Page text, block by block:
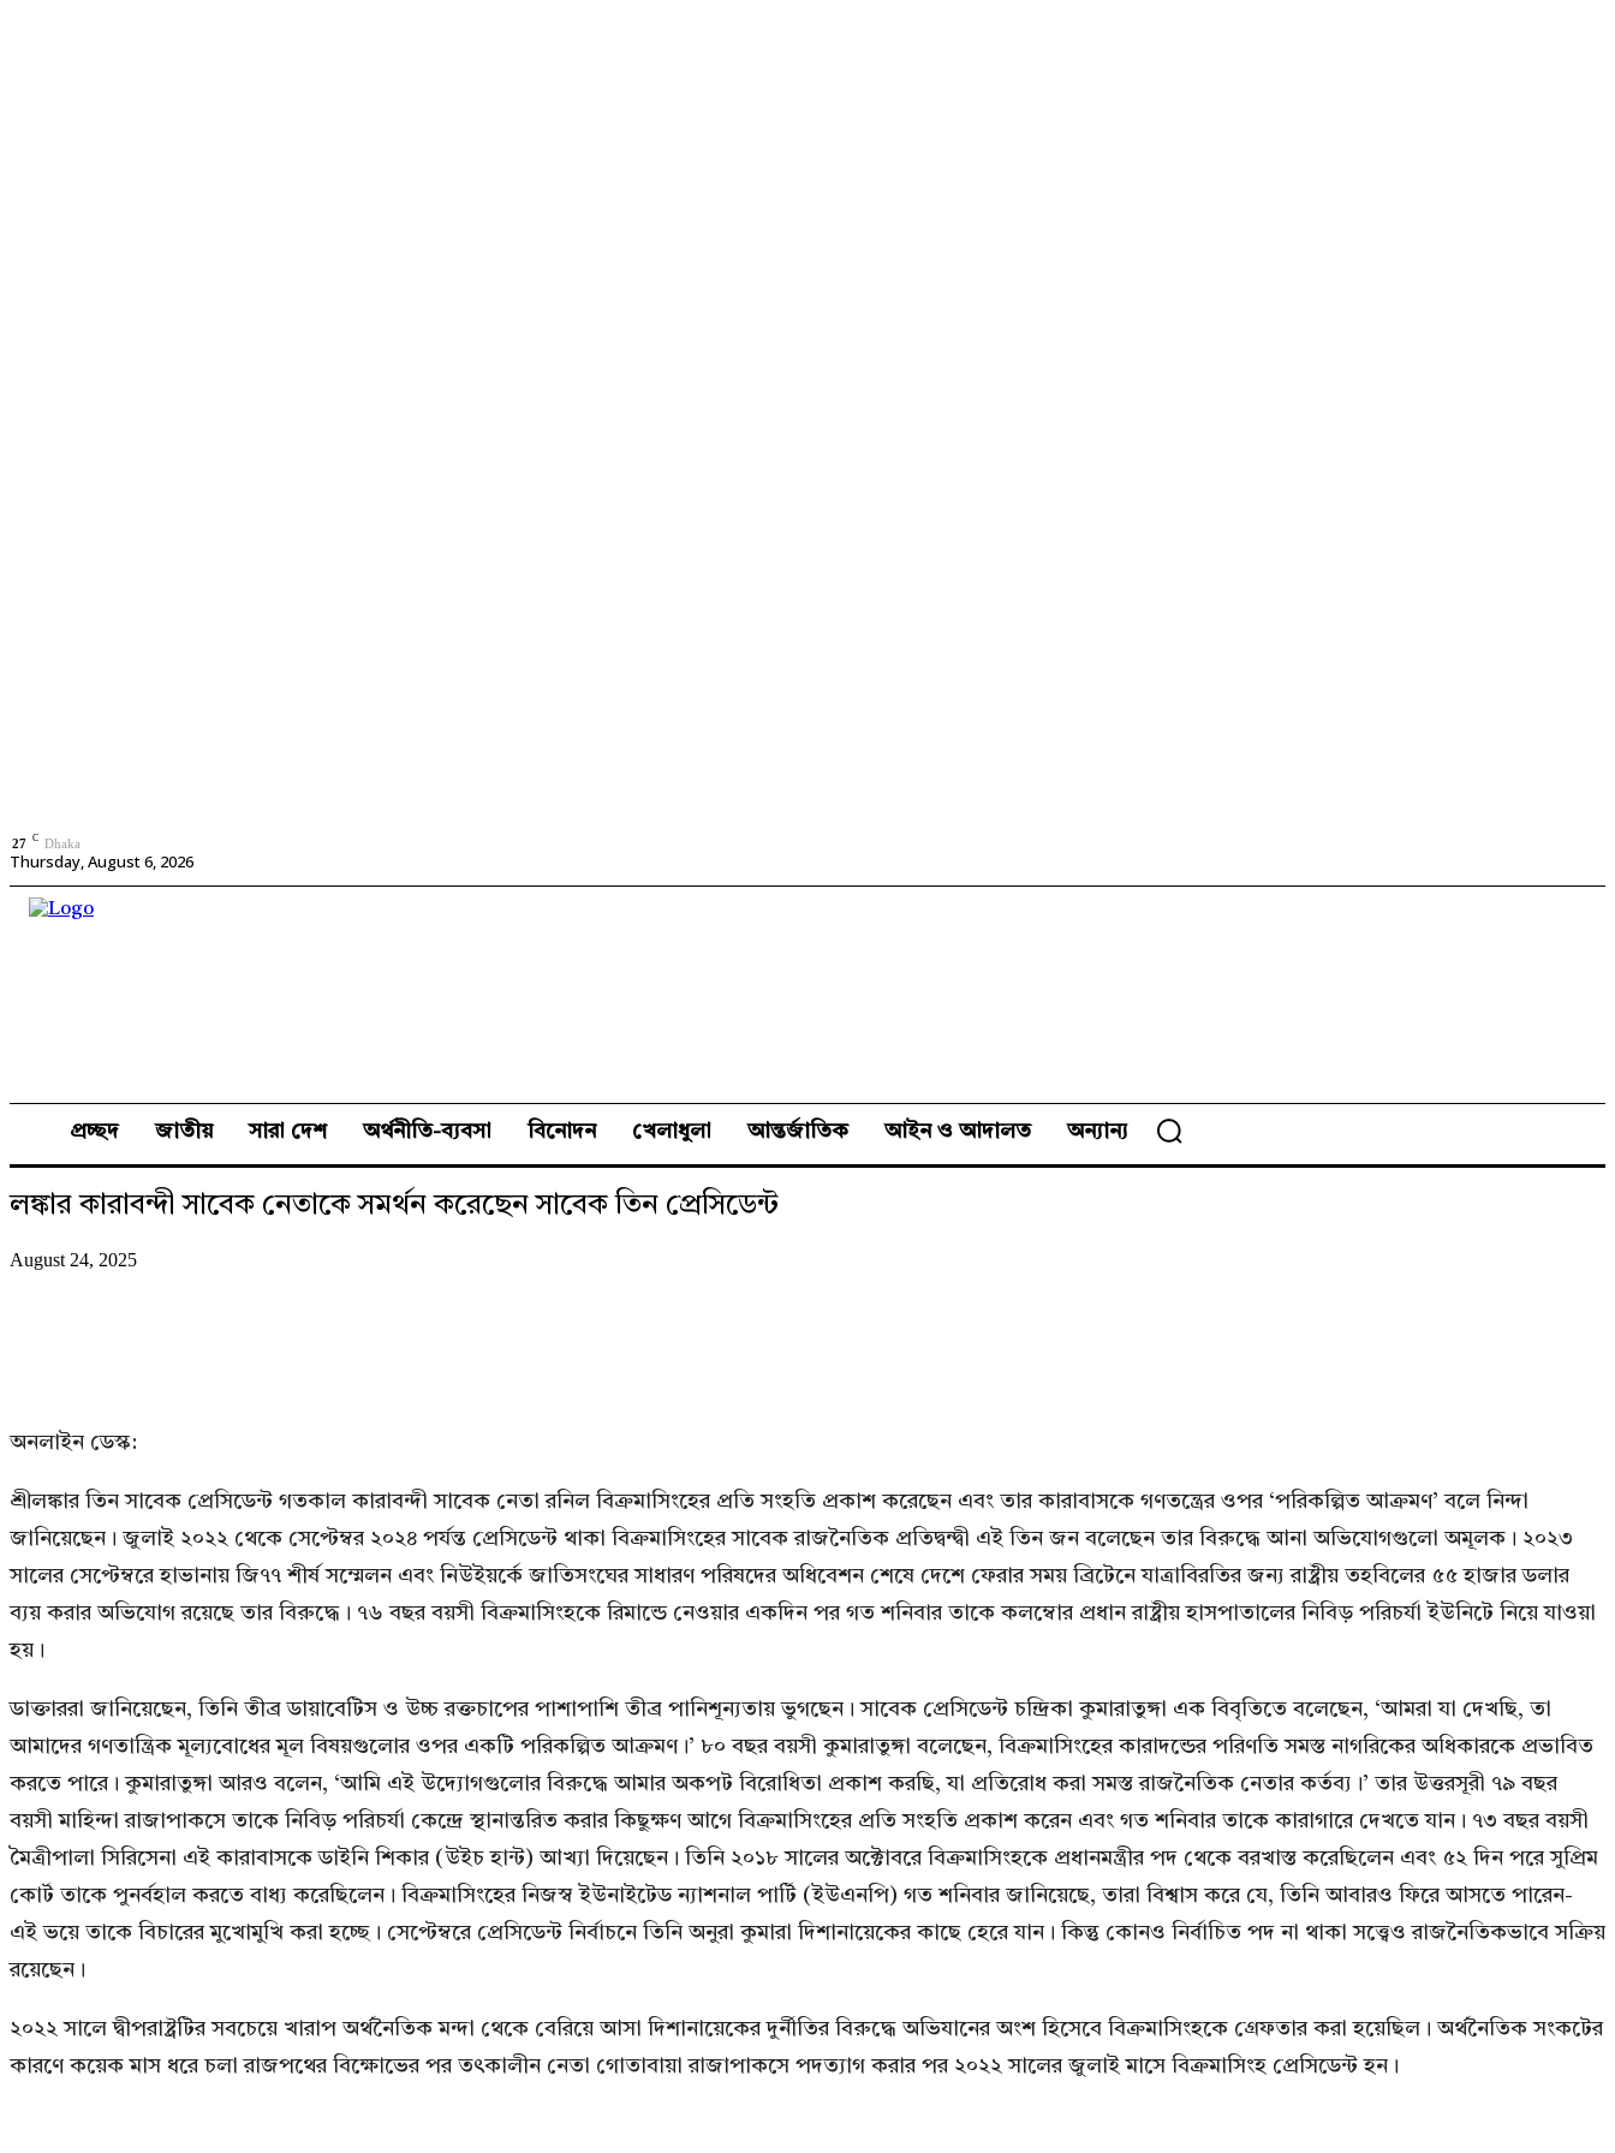
27 C Dhaka
Thursday, August 6, 2026
প্রচ্ছদ জাতীয় সারা দেশ অর্থনীতি-ব্যবসা বিনোদন খেলাধুলা আন্তর্জাতিক আইন ও আদালত অন্যান্য
লঙ্কার কারাবন্দী সাবেক নেতাকে সমর্থন করেছেন সাবেক তিন প্রেসিডেন্ট
August 24, 2025
অনলাইন ডেস্ক:
শ্রীলঙ্কার তিন সাবেক প্রেসিডেন্ট গতকাল কারাবন্দী সাবেক নেতা রনিল বিক্রমাসিংহের প্রতি সংহতি প্রকাশ করেছেন এবং তার কারাবাসকে গণতন্ত্রের ওপর ‘পরিকল্পিত আক্রমণ’ বলে নিন্দা
জানিয়েছেন। জুলাই ২০২২ থেকে সেপ্টেম্বর ২০২৪ পর্যন্ত প্রেসিডেন্ট থাকা বিক্রমাসিংহের সাবেক রাজনৈতিক প্রতিদ্বন্দ্বী এই তিন জন বলেছেন তার বিরুদ্ধে আনা অভিযোগগুলো অমূলক। ২০২৩
সালের সেপ্টেম্বরে হাভানায় জি৭৭ শীর্ষ সম্মেলন এবং নিউইয়র্কে জাতিসংঘের সাধারণ পরিষদের অধিবেশন শেষে দেশে ফেরার সময় ব্রিটেনে যাত্রাবিরতির জন্য রাষ্ট্রীয় তহবিলের ৫৫ হাজার ডলার
ব্যয় করার অভিযোগ রয়েছে তার বিরুদ্ধে। ৭৬ বছর বয়সী বিক্রমাসিংহকে রিমান্ডে নেওয়ার একদিন পর গত শনিবার তাকে কলম্বোর প্রধান রাষ্ট্রীয় হাসপাতালের নিবিড় পরিচর্যা ইউনিটে নিয়ে যাওয়া
হয়।
ডাক্তাররা জানিয়েছেন, তিনি তীব্র ডায়াবেটিস ও উচ্চ রক্তচাপের পাশাপাশি তীব্র পানিশূন্যতায় ভুগছেন। সাবেক প্রেসিডেন্ট চন্দ্রিকা কুমারাতুঙ্গা এক বিবৃতিতে বলেছেন, ‘আমরা যা দেখছি, তা
আমাদের গণতান্ত্রিক মূল্যবোধের মূল বিষয়গুলোর ওপর একটি পরিকল্পিত আক্রমণ।’ ৮০ বছর বয়সী কুমারাতুঙ্গা বলেছেন, বিক্রমাসিংহের কারাদন্ডের পরিণতি সমস্ত নাগরিকের অধিকারকে প্রভাবিত
করতে পারে। কুমারাতুঙ্গা আরও বলেন, ‘আমি এই উদ্যোগগুলোর বিরুদ্ধে আমার অকপট বিরোধিতা প্রকাশ করছি, যা প্রতিরোধ করা সমস্ত রাজনৈতিক নেতার কর্তব্য।’ তার উত্তরসূরী ৭৯ বছর
বয়সী মাহিন্দা রাজাপাকসে তাকে নিবিড় পরিচর্যা কেন্দ্রে স্থানান্তরিত করার কিছুক্ষণ আগে বিক্রমাসিংহের প্রতি সংহতি প্রকাশ করেন এবং গত শনিবার তাকে কারাগারে দেখতে যান। ৭৩ বছর বয়সী
মৈত্রীপালা সিরিসেনা এই কারাবাসকে ডাইনি শিকার (উইচ হান্ট) আখ্যা দিয়েছেন। তিনি ২০১৮ সালের অক্টোবরে বিক্রমাসিংহকে প্রধানমন্ত্রীর পদ থেকে বরখাস্ত করেছিলেন এবং ৫২ দিন পরে সুপ্রিম
কোর্ট তাকে পুনর্বহাল করতে বাধ্য করেছিলেন। বিক্রমাসিংহের নিজস্ব ইউনাইটেড ন্যাশনাল পার্টি (ইউএনপি) গত শনিবার জানিয়েছে, তারা বিশ্বাস করে যে, তিনি আবারও ফিরে আসতে পারেন-
এই ভয়ে তাকে বিচারের মুখোমুখি করা হচ্ছে। সেপ্টেম্বরে প্রেসিডেন্ট নির্বাচনে তিনি অনুরা কুমারা দিশানায়েকের কাছে হেরে যান। কিন্তু কোনও নির্বাচিত পদ না থাকা সত্ত্বেও রাজনৈতিকভাবে সক্রিয়
রয়েছেন।
২০২২ সালে দ্বীপরাষ্ট্রটির সবচেয়ে খারাপ অর্থনৈতিক মন্দা থেকে বেরিয়ে আসা দিশানায়েকের দুর্নীতির বিরুদ্ধে অভিযানের অংশ হিসেবে বিক্রমাসিংহকে গ্রেফতার করা হয়েছিল। অর্থনৈতিক সংকটের
কারণে কয়েক মাস ধরে চলা রাজপথের বিক্ষোভের পর তৎকালীন নেতা গোতাবায়া রাজাপাকসে পদত্যাগ করার পর ২০২২ সালের জুলাই মাসে বিক্রমাসিংহ প্রেসিডেন্ট হন।